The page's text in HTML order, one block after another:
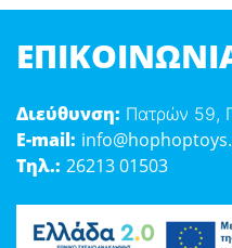
Διεύθυνση: Πατρών 59,
E-mail:
Τηλ.: 26213 01503